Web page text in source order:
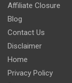
Affiliate Closure
Blog
Contact Us
Disclaimer
Home
Privacy Policy